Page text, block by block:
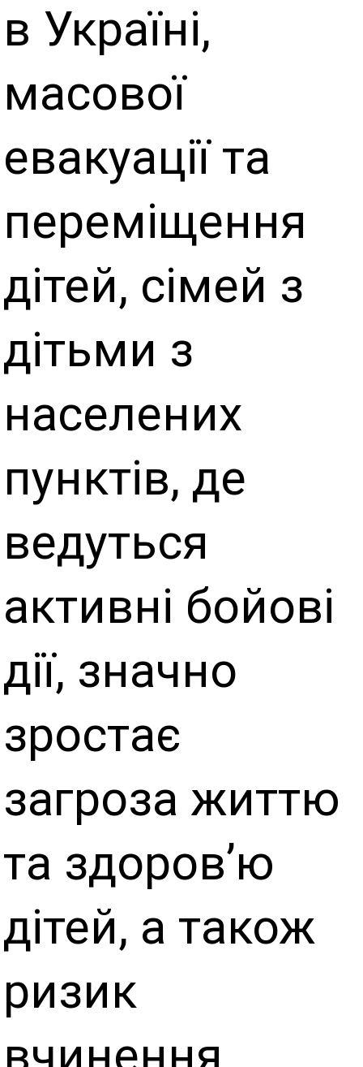
в Україні,
масової
евакуації та
переміщення
дітей, сімей з
дітьми з
населених
пунктів, де
ведуться
активні бойові
дії, значно
зростає
загроза життю
та здоров’ю
дітей, а також
ризик
вчинення